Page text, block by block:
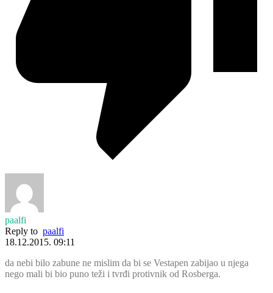
paalfi
Reply to paalfi
18.12.2015. 09:11
da nebi bilo zabune ne mislim da bi se Vestapen zabijao u njega
nego mali bi bio puno teži i tvrđi protivnik od Rosberga.